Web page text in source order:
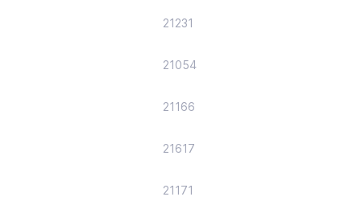
21231
21054
21166
21617
21171